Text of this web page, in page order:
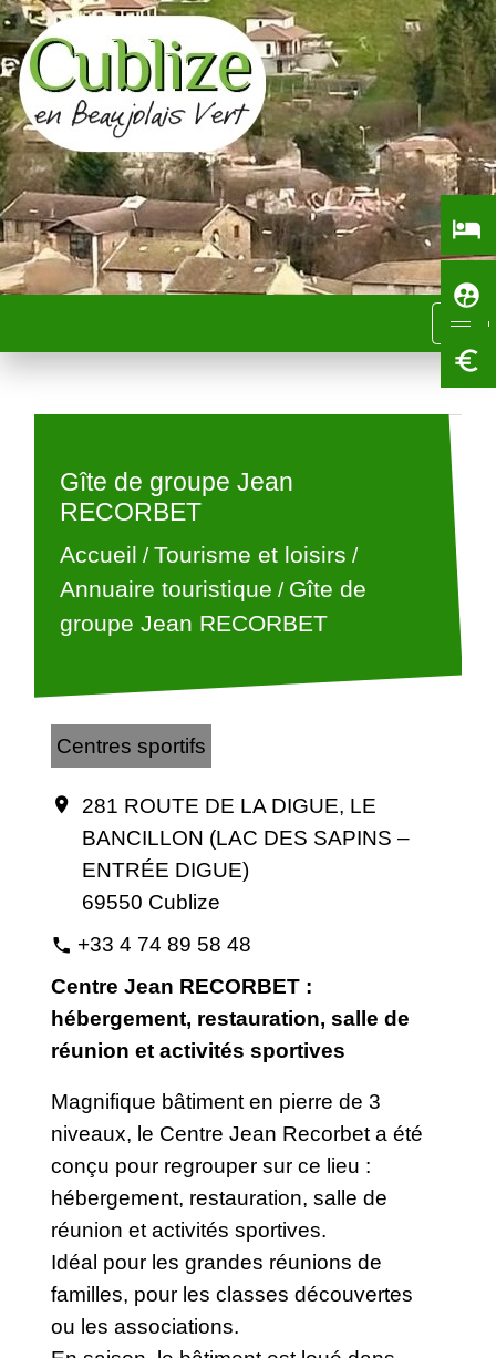
menu
Gîte de groupe Jean
RECORBET
Accueil /Tourisme et loisirs /
Annuaire touristique / Gîte de
groupe Jean RECORBET
Centres sportifs
location_on
281 ROUTE DE LA DIGUE, LE
BANCILLON (LAC DES SAPINS –
ENTRÉE DIGUE)
69550 Cublize
phone +33 4 74 89 58 48
Centre Jean RECORBET :
hébergement, restauration, salle de
réunion et activités sportives
Magnifique bâtiment en pierre de 3
niveaux, le Centre Jean Recorbet a été
conçu pour regrouper sur ce lieu :
hébergement, restauration, salle de
réunion et activités sportives.
Idéal pour les grandes réunions de
familles, pour les classes découvertes
ou les associations.
local_hotel
supervised_user_circle
euro_symbol